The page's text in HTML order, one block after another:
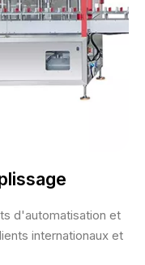
d'automatisation et
internationaux et